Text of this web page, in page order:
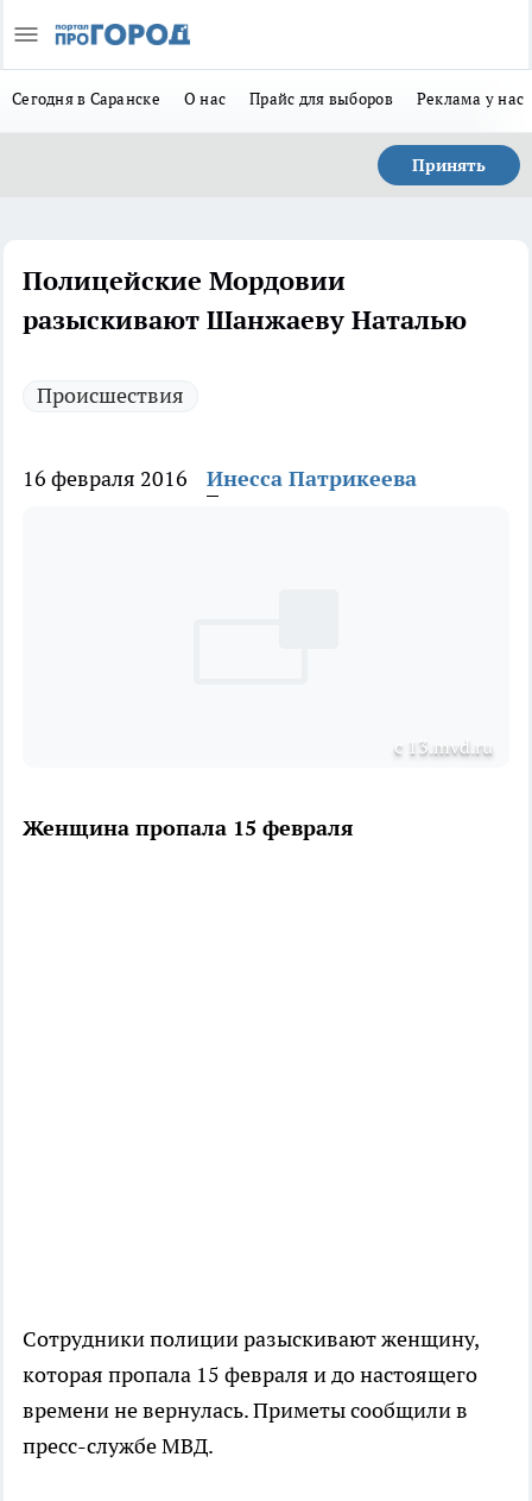
Сегодня в Саранске О нас Прайс для выборов Реклама у нас
Принять
Полицейские Мордовии
разыскивают Шанжаеву Наталью
Происшествия
16 февраля 2016 Инесса Патрикеева
с 13.mvd.ru
Женщина пропала 15 февраля
Сотрудники полиции разыскивают женщину,
которая пропала 15 февраля и до настоящего
времени не вернулась. Приметы сообщили в
пресс-службе МВД.